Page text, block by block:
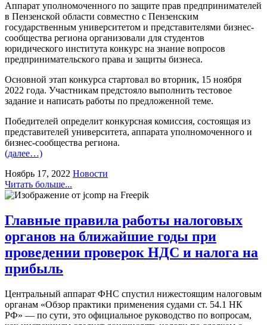
Аппарат уполномоченного по защите прав предпринимателей
в Пензенской области совместно с Пензенским
государственным университетом и представителями бизнес-
сообщества региона организовали для студентов
юридического института конкурс на знание вопросов
предпринимательского права и защиты бизнеса.
Основной этап конкурса стартовал во вторник, 15 ноября
2022 года. Участникам предстояло выполнить тестовое
задание и написать работы по предложенной теме.
Победителей определит конкурсная комиссия, состоящая из
представителей университета, аппарата уполномоченного и
бизнес-сообщества региона.
(далее…)
Ноябрь 17, 2022 Новости
Читать больше...
Главные правила работы налоговых
органов на ближайшие годы при
проведении проверок НДС и налога на
прибыль
Центральный аппарат ФНС спустил нижестоящим налоговым
органам «Обзор практики применения судами ст. 54.1 НК
РФ» — по сути, это официальное руководство по вопросам,